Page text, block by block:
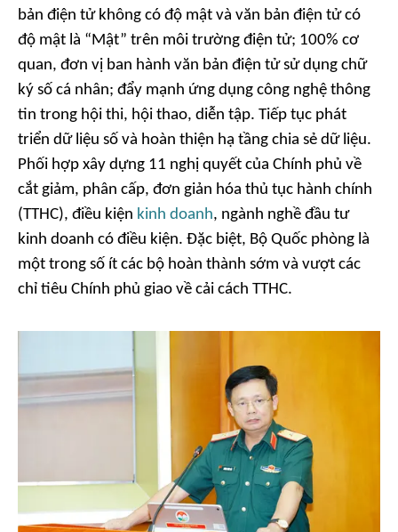
bản điện tử không có độ mật và văn bản điện tử có
độ mật là “Mật” trên môi trường điện tử; 100% cơ
quan, đơn vị ban hành văn bản điện tử sử dụng chữ
ký số cá nhân; đẩy mạnh ứng dụng công nghệ thông
tin trong hội thi, hội thao, diễn tập. Tiếp tục phát
triển dữ liệu số và hoàn thiện hạ tầng chia sẻ dữ liệu.
Phối hợp xây dựng 11 nghị quyết của Chính phủ về
cắt giảm, phân cấp, đơn giản hóa thủ tục hành chính
(TTHC), điều kiện kinh doanh, ngành nghề đầu tư
kinh doanh có điều kiện. Đặc biệt, Bộ Quốc phòng là
một trong số ít các bộ hoàn thành sớm và vượt các
chỉ tiêu Chính phủ giao về cải cách TTHC.